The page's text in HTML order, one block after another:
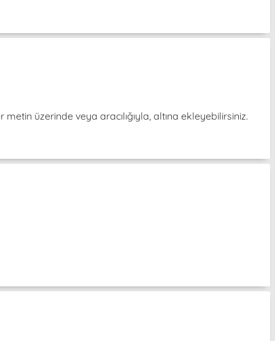
üzerinde veya aracılığıyla, altına ekleyebilirsiniz.